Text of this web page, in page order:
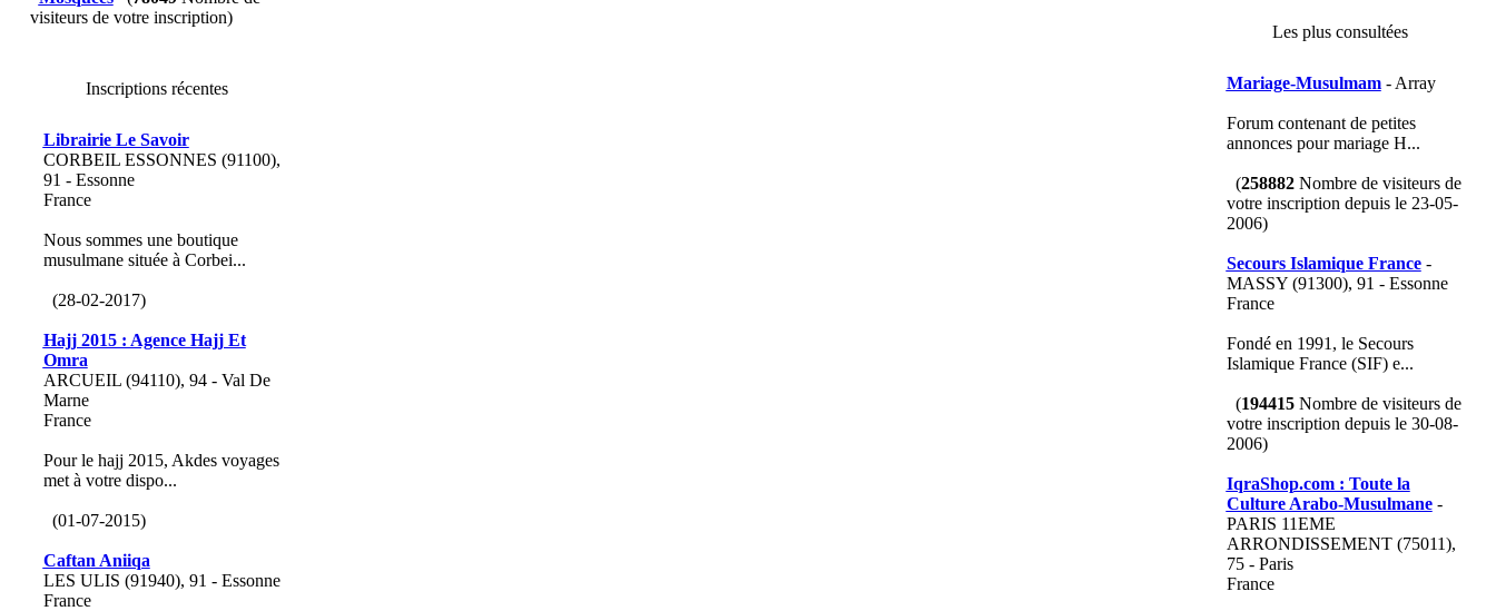
visiteurs de votre inscription)
Inscriptions récentes
Librairie Le Savoir
CORBEIL ESSONNES (91100),
91 - Essonne
France
Nous sommes une boutique
musulmane située à Corbei...
(28-02-2017)
Hajj 2015 : Agence Hajj Et
Omra
ARCUEIL (94110), 94 - Val De
Marne
France
Pour le hajj 2015, Akdes voyages
met à votre dispo...
(01-07-2015)
Caftan Aniiqa
LES ULIS (91940), 91 - Essonne
France
Les plus consultées
Mariage-Musulmam- Array
Forum contenant de petites
annonces pour mariage H...
(258882Nombre de visiteurs de
votre inscription depuis le 23-05-
2006)
Secours Islamique France-
MASSY (91300), 91 - Essonne
France
Fondé en 1991, le Secours
Islamique France (SIF) e...
(194415Nombre de visiteurs de
votre inscription depuis le 30-08-
2006)
IqraShop.com : Toute la
Culture Arabo-Musulmane-
PARIS 11EME
ARRONDISSEMENT (75011),
75 - Paris
France